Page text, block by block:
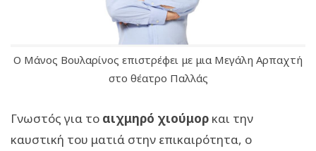
Ο Μάνος Βουλαρίνος επιστρέφει με μια Μεγάλη Αρπαχτή
στο θέατρο Παλλάς
Γνωστός για το αιχμηρό χιούμορ και την
καυστική του ματιά στην επικαιρότητα, ο